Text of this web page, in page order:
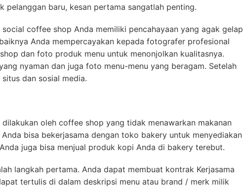
pelanggan baru, kesan pertama sangatlah penting.
coffee shop Anda memiliki pencahayaan yang agak gelap
Anda mempercayakan kepada fotografer profesional
dan foto produk menu untuk menonjolkan kualitasnya.
nyaman dan juga foto menu-menu yang beragam. Setelah
dan sosial media.
oleh coffee shop yang tidak menawarkan makanan
bisa bekerjasama dengan toko bakery untuk menyediakan
juga bisa menjual produk kopi Anda di bakery terebut.
langkah pertama. Anda dapat membuat kontrak Kerjasama
tertulis di dalam deskripsi menu atau brand / merk milik